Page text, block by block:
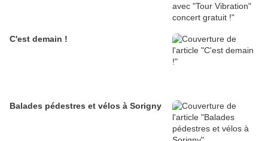
C'est demain !
Balades pédestres et vélos à Sorigny